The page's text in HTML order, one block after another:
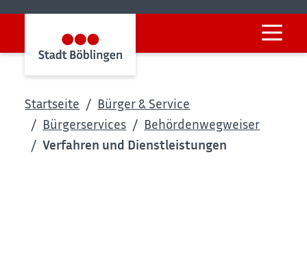
Startseite
Bürger & Service
Bürgerservices
Behördenwegweiser
Verfahren und Dienstleistungen